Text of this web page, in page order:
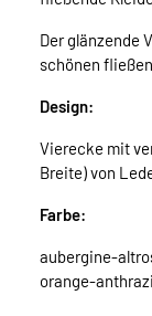
Der glänzende
schönen
Design:
Vierecke mit
Breite) von
Farbe:
aubergine-
orange-